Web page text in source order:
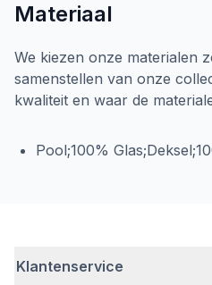
Materiaal
We kiezen onze materialen
samenstellen van onze
kwaliteit en waar de
Pool;100%
Klantenservice